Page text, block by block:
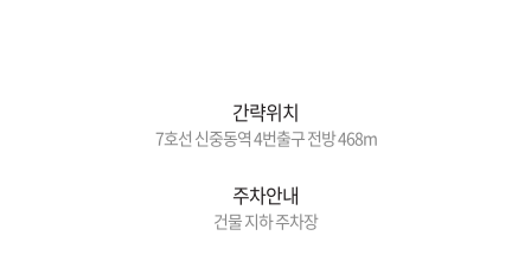
간략위치
7호선 신중동역 4번출구 전방 468m
주차안내
건물 지하 주차장